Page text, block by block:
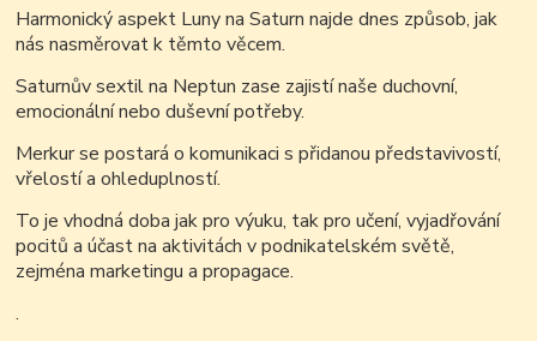
Harmonický aspekt Luny na Saturn najde dnes způsob, jak
nás nasměrovat k těmto věcem.
Saturnův sextil na Neptun zase zajistí naše duchovní,
emocionální nebo duševní potřeby.
Merkur se postará o komunikaci s přidanou představivostí,
vřelostí a ohleduplností.
To je vhodná doba jak pro výuku, tak pro učení, vyjadřování
pocitů a účast na aktivitách v podnikatelském světě,
zejména marketingu a propagace.
.